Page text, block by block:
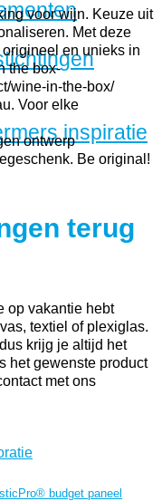
inspiratie
budget paneel
voor wijn. Keuze uit
Met deze
en unieks in
the box-
wine-in-the-box/
Voor elke
ontwerp
Be original!
terug
op vakantie hebt
textiel of plexiglas.
krijg je altijd het
het gewenste product
met ons